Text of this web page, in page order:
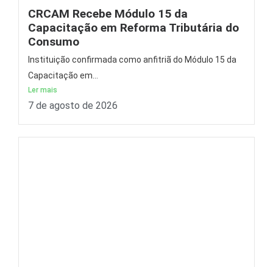
CRCAM Recebe Módulo 15 da
Capacitação em Reforma Tributária do
Consumo
Instituição confirmada como anfitriã do Módulo 15 da
Capacitação em...
Ler mais
7 de agosto de 2026